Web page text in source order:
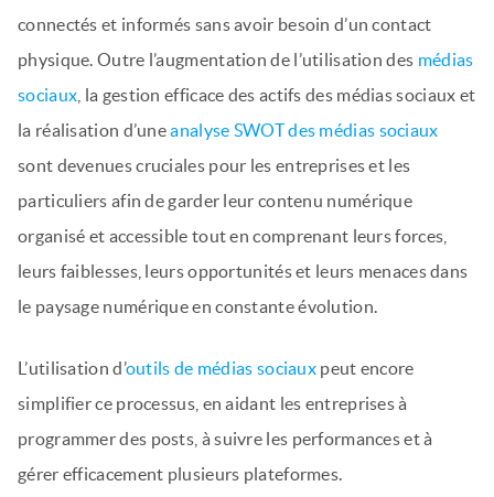
connectés et informés sans avoir besoin d’un contact
physique. Outre l’augmentation de l’utilisation des médias
sociaux , la gestion efficace des actifs des médias sociaux et
la réalisation d’uneanalyse SWOT des médias sociaux
sont devenues cruciales pour les entreprises et les
particuliers afin de garder leur contenu numérique
organisé et accessible tout en comprenant leurs forces,
leurs faiblesses, leurs opportunités et leurs menaces dans
le paysage numérique en constante évolution.
L’utilisation d’outils de médias sociaux peut encore
simplifier ce processus, en aidant les entreprises à
programmer des posts, à suivre les performances et à
gérer efficacement plusieurs plateformes.